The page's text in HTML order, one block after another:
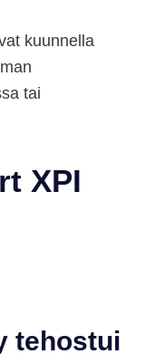
kuunnella
tai
XPI
tehostui